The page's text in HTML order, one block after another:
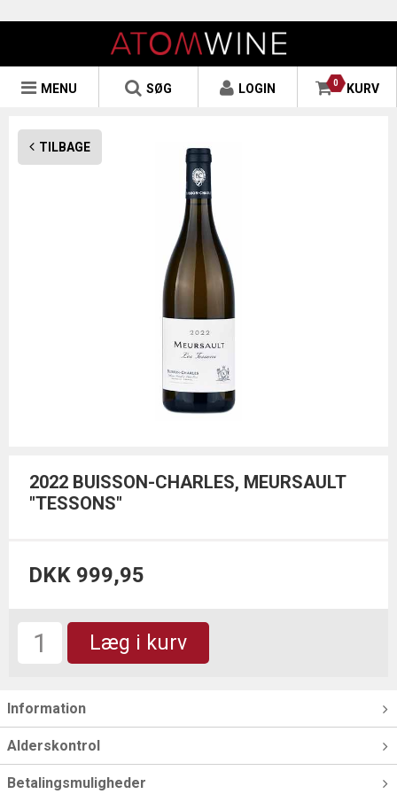
0 KURV
LOGIN
SØG
MENU
TILBAGE
2022 BUISSON-CHARLES, MEURSAULT
"TESSONS"
DKK 999,95
Læg i kurv
Information
Alderskontrol
Betalingsmuligheder